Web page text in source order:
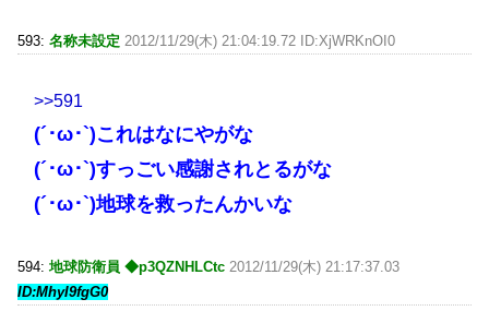
593: 名称未設定 2012/11/29(木) 21:04:19.72 ID:XjWRKnOI0
>>591
(´･ω･`)これはなにやがな
(´･ω･`)すっごい感謝されとるがな
(´･ω･`)地球を救ったんかいな
594: 地球防衛員 ◆p3QZNHLCtc 2012/11/29(木) 21:17:37.03
ID:MhyI9fgG0